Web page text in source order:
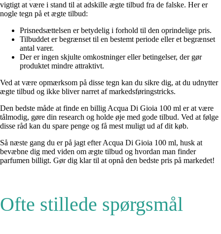
vigtigt at være i stand til at adskille ægte tilbud fra de falske. Her er
nogle tegn på et ægte tilbud:
Prisnedsættelsen er betydelig i forhold til den oprindelige pris.
Tilbuddet er begrænset til en bestemt periode eller et begrænset
antal varer.
Der er ingen skjulte omkostninger eller betingelser, der gør
produktet mindre attraktivt.
Ved at være opmærksom på disse tegn kan du sikre dig, at du udnytter
ægte tilbud og ikke bliver narret af markedsføringstricks.
Den bedste måde at finde en billig Acqua Di Gioia 100 ml er at være
tålmodig, gøre din research og holde øje med gode tilbud. Ved at følge
disse råd kan du spare penge og få mest muligt ud af dit køb.
Så næste gang du er på jagt efter Acqua Di Gioia 100 ml, husk at
bevæbne dig med viden om ægte tilbud og hvordan man finder
parfumen billigt. Gør dig klar til at opnå den bedste pris på markedet!
Ofte stillede spørgsmål